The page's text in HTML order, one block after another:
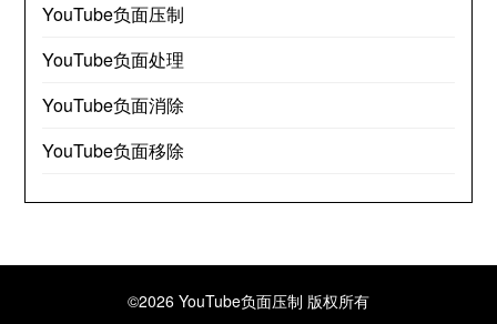
YouTube负面压制
YouTube负面处理
YouTube负面消除
YouTube负面移除
©2026 YouTube负面压制 版权所有